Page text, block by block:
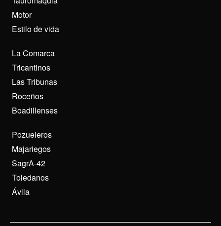
Motor
Estilo de vida
La Comarca
Tricantinos
Las Tribunas
Roceños
Boadillenses
Pozueleros
Majariegos
SagrA-42
Toledanos
Ávila